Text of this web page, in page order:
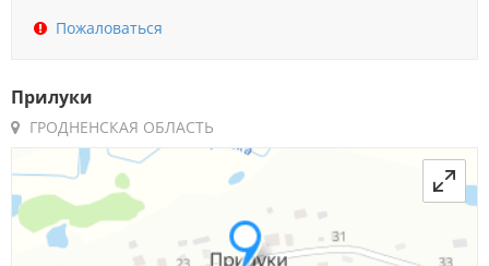
Пожаловаться
Прилуки
ГРОДНЕНСКАЯ ОБЛАСТЬ